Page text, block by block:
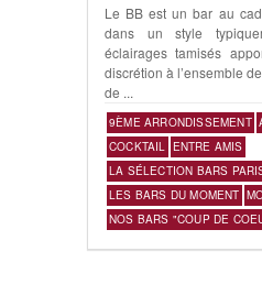
Le BB est un bar au
dans un style
éclairages tamisés
discrétion à l’ensemble
de ...
9ÈME ARRONDISSEMENT
COCKTAIL ENTRE AMIS
LA SÉLECTION BARS
LES BARS DU MOMENT
NOS BARS "COUP DE